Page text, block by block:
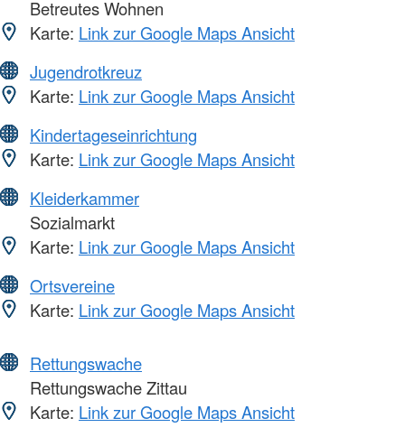
Betreutes Wohnen
Karte: Link zur Google Maps Ansicht
Jugendrotkreuz
Karte: Link zur Google Maps Ansicht
Kindertageseinrichtung
Karte: Link zur Google Maps Ansicht
Kleiderkammer
Sozialmarkt
Karte: Link zur Google Maps Ansicht
Ortsvereine
Karte: Link zur Google Maps Ansicht
Rettungswache
Rettungswache Zittau
Karte: Link zur Google Maps Ansicht